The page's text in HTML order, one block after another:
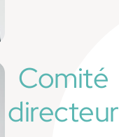
Comité
directeur